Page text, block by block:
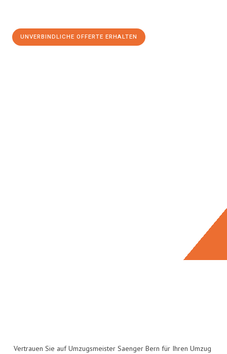
UNVERBINDLICHE OFFERTE ERHALTEN
Vertrauen Sie auf Umzugsmeister Saenger Bern für Ihren Umzug